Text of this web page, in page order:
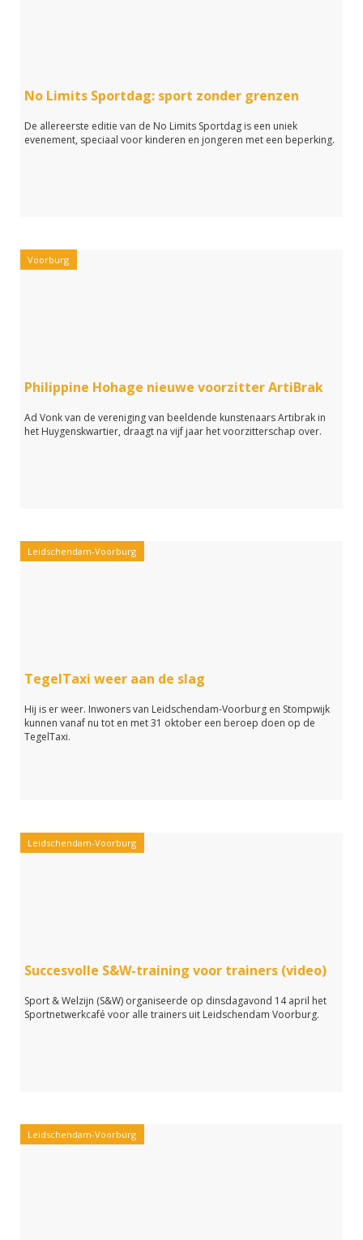
No Limits Sportdag: sport zonder grenzen
De allereerste editie van de No Limits Sportdag is een uniek
evenement, speciaal voor kinderen en jongeren met een beperking.
Voorburg
Philippine Hohage nieuwe voorzitter ArtiBrak
Ad Vonk van de vereniging van beeldende kunstenaars Artibrak in
het Huygenskwartier, draagt na vijf jaar het voorzitterschap over.
Leidschendam-Voorburg
TegelTaxi weer aan de slag
Hij is er weer. Inwoners van Leidschendam-Voorburg en Stompwijk
kunnen vanaf nu tot en met 31 oktober een beroep doen op de
TegelTaxi.
Leidschendam-Voorburg
Succesvolle S&W-training voor trainers (video)
Sport & Welzijn (S&W) organiseerde op dinsdagavond 14 april het
Sportnetwerkcafé voor alle trainers uit Leidschendam Voorburg.
Leidschendam-Voorburg